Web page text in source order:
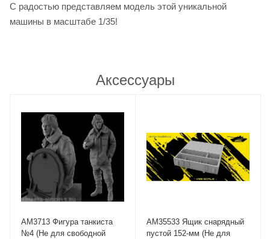
С радостью представляем модель этой уникальной
машины в масштабе 1/35!
Аксессуары
AM3713 Фигура танкиста
№4 (Не для свободной
AM35533 Ящик снарядный
пустой 152-мм (Не для